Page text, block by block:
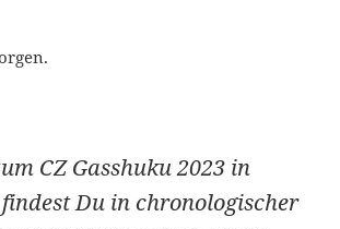
CZ Gasshuku 2023 in
Du in chronologischer